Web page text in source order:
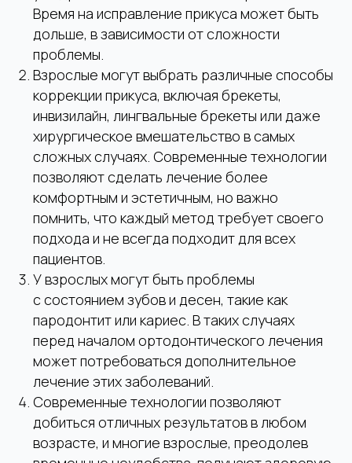
Время на исправление прикуса может быть
дольше, в зависимости от сложности
проблемы.
Взрослые могут выбрать различные способы
коррекции прикуса, включая брекеты,
инвизилайн, лингвальные брекеты или даже
хирургическое вмешательство в самых
сложных случаях. Современные технологии
позволяют сделать лечение более
комфортным и эстетичным, но важно
помнить, что каждый метод требует своего
подхода и не всегда подходит для всех
пациентов.
У взрослых могут быть проблемы
с состоянием зубов и десен, такие как
пародонтит или кариес. В таких случаях
перед началом ортодонтического лечения
может потребоваться дополнительное
лечение этих заболеваний.
Современные технологии позволяют
добиться отличных результатов в любом
возрасте, и многие взрослые, преодолев